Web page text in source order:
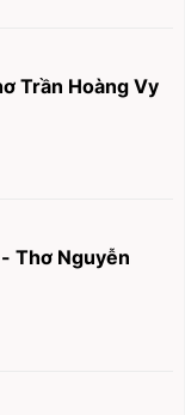
Trần Hoàng Vy
Thơ Nguyễn